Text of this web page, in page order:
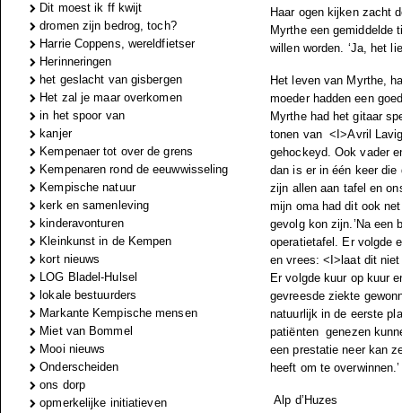
Dit moest ik ff kwijt
dromen zijn bedrog, toch?
Harrie Coppens, wereldfietser
Herinneringen
het geslacht van gisbergen
Het zal je maar overkomen
in het spoor van
kanjer
Kempenaer tot over de grens
Kempenaren rond de eeuwwisseling
Kempische natuur
kerk en samenleving
kinderavonturen
Kleinkunst in de Kempen
kort nieuws
LOG Bladel-Hulsel
lokale bestuurders
Markante Kempische mensen
Miet van Bommel
Mooi nieuws
Onderscheiden
ons dorp
opmerkelijke initiatieven
Haar ogen kijken zacht
Myrthe een gemiddelde
willen worden. ‘Ja, het
Het leven van Myrthe,
moeder hadden een
Myrthe had het gitaar
tonen van <I>Avril
gehockeyd. Ook vader
dan is er in één keer die
zijn allen aan tafel en
mijn oma had dit ook
gevolg kon zijn.’ Na een
operatietafel. Er volgde
en vrees: <I>laat dit
Er volgde kuur op kuur
gevreesde ziekte
natuurlijk in de eerste
patiënten genezen
een prestatie neer kan
heeft om te overwinnen.’
Alp d’Huzes